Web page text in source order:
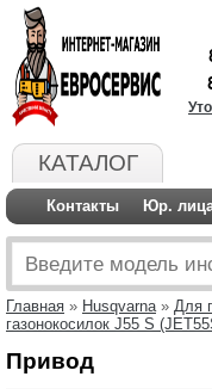
КАТАЛОГ
Контакты Юр.
Главная » Husqvarna» Для
газонокосилок J55 S
Привод